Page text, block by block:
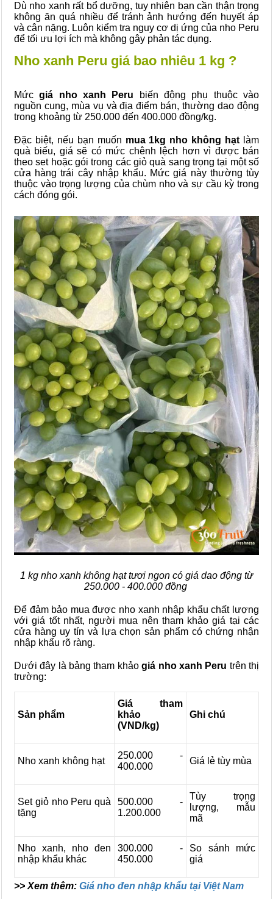
Dù nho xanh rất bổ dưỡng, tuy nhiên bạn cần thận trọng
không ăn quá nhiều để tránh ảnh hướng đến huyết áp
và cân nặng. Luôn kiểm tra nguy cơ dị ứng của nho Peru
để tối ưu lợi ích mà không gây phản tác dụng.
Nho xanh Peru giá bao nhiêu 1 kg ?
Mứcgiá nho xanh Peru
biến động phụ thuộc vào
nguồn cung, mùa vụ và địa điểm bán, thường dao động
trong khoảng từ 250.000 đến 400.000 đồng/kg.
Đặc biệt, nếu bạn muốn mua 1kg nho không hạt làm
quà biếu, giá sẽ có mức chênh lệch hơn vì được bán
theo set hoặc gói trong các giỏ quà sang trọng tại một số
cửa hàng trái cây nhập khẩu. Mức giá này thường tùy
thuộc vào trọng lượng của chùm nho và sự cầu kỳ trong
cách đóng gói.
1 kg nho xanh không hạt tươi ngon có giá dao động từ
250.000 - 400.000 đồng
Để đảm bảo mua được nho xanh nhập khẩu chất lượng
với giá tốt nhất, người mua nên tham khảo giá tại các
cửa hàng uy tín và lựa chọn sản phẩm có chứng nhận
nhập khẩu rõ ràng.
Dưới đây là bảng tham khảogiá nho xanh Peru trên thị
trường:
Sản phẩm
Giá tham
khảo
(VND/kg)
Ghi chú
Nho xanh không hạt
250.000 -
400.000
Giá lẻ tùy mùa
Set giỏ nho Peru quà
tặng
500.000 -
1.200.000
Tùy trọng
lượng, mẫu
mã
Nho xanh, nho đen
nhập khẩu khác
300.000 -
450.000
So sánh mức
giá
>> Xem thêm: Giá nho đen nhập khẩu tại Việt Nam